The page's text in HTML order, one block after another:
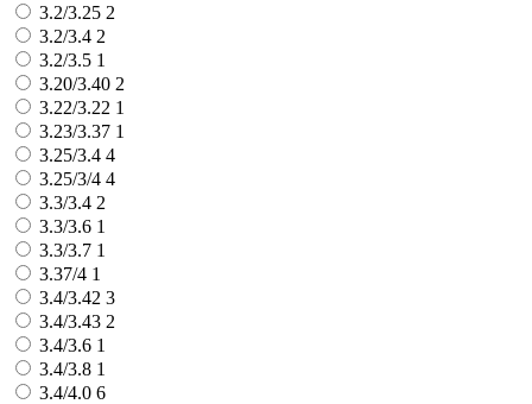
3.2/3.25 2
3.2/3.4 2
3.2/3.5 1
3.20/3.40 2
3.22/3.22 1
3.23/3.37 1
3.25/3.4 4
3.25/3/4 4
3.3/3.4 2
3.3/3.6 1
3.3/3.7 1
3.37/4 1
3.4/3.42 3
3.4/3.43 2
3.4/3.6 1
3.4/3.8 1
3.4/4.0 6